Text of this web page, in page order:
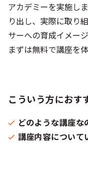
アカデミーを実施し
り出し、実際に取り
サーへの育成イメー
まずは無料で講座を
こういう方におす
どのような講座な
講座内容について